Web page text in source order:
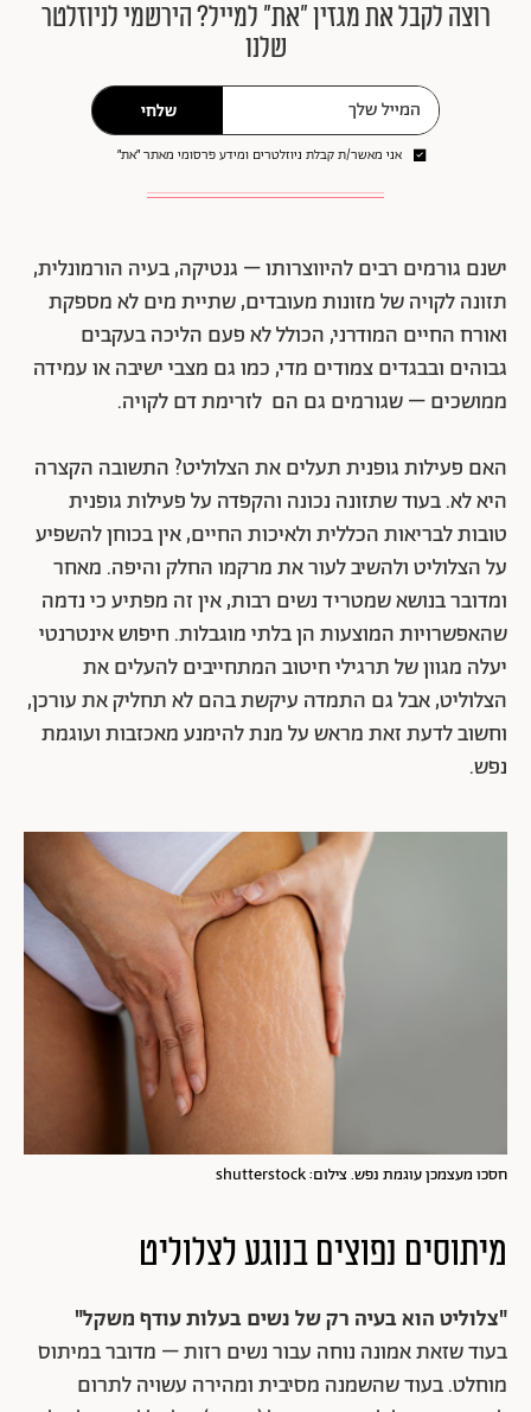
רוצה לקבל את מגזין ״את״ למייל? הירשמי לניוזלטר
שלנו
שלחי
אני מאשר/ת קבלת ניוזלטרים ומידע פרסומי מאתר ״את״
ישנם גורמים רבים להיווצרותו – גנטיקה, בעיה הורמונלית,
תזונה לקויה של מזונות מעובדים, שתיית מים לא מספקת
ואורח החיים המודרני, הכולל לא פעם הליכה בעקבים
גבוהים ובבגדים צמודים מדי, כמו גם מצבי ישיבה או עמידה
ממושכים – שגורמים גם הם לזרימת דם לקויה.
האם פעילות גופנית תעלים את הצלוליט? התשובה הקצרה
היא לא. בעוד שתזונה נכונה והקפדה על פעילות גופנית
טובות לבריאות הכללית ולאיכות החיים, אין בכוחן להשפיע
על הצלוליט ולהשיב לעור את מרקמו החלק והיפה. מאחר
ומדובר בנושא שמטריד נשים רבות, אין זה מפתיע כי נדמה
שהאפשרויות המוצעות הן בלתי מוגבלות. חיפוש אינטרנטי
יעלה מגוון של תרגילי חיטוב המתחייבים להעלים את
הצלוליט, אבל גם התמדה עיקשת בהם לא תחליק את עורכן,
וחשוב לדעת זאת מראש על מנת להימנע מאכזבות ועוגמת
נפש.
חסכו מעצמכן עוגמת נפש. צילום: shutterstock
מיתוסים נפוצים בנוגע לצלוליט
"צלוליט הוא בעיה רק של נשים בעלות עודף משקל"
בעוד שזאת אמונה נוחה עבור נשים רזות – מדובר במיתוס
מוחלט. בעוד שהשמנה מסיבית ומהירה עשויה לתרום